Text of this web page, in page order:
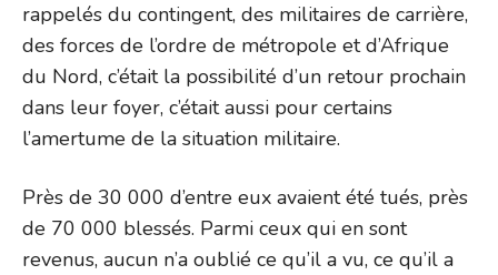
rappelés du contingent, des militaires de carrière,
des forces de l’ordre de métropole et d’Afrique
du Nord, c’était la possibilité d’un retour prochain
dans leur foyer, c’était aussi pour certains
l’amertume de la situation militaire.
Près de 30 000 d’entre eux avaient été tués, près
de 70 000 blessés. Parmi ceux qui en sont
revenus, aucun n’a oublié ce qu’il a vu, ce qu’il a